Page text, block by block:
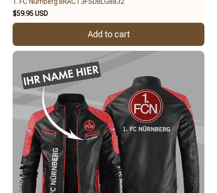
$59.95 USD
Add to cart